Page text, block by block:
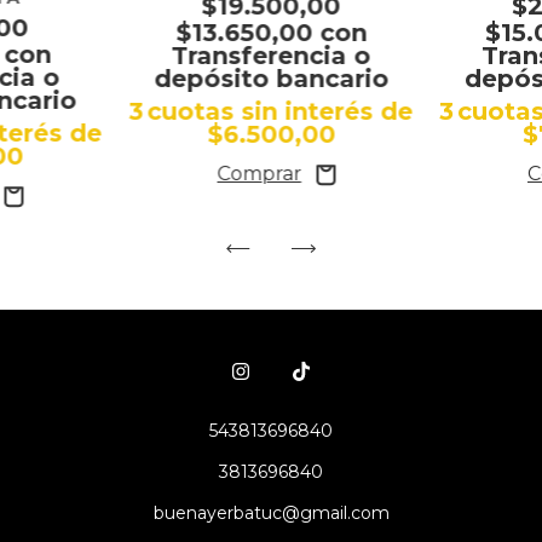
con
o
de
$19.500,00
$13.650,00 con
Transferencia o
depósito bancario
3cuotas sin interés de
$6.500,00
3
543813696840
3813696840
buenayerbatuc@gmail.com